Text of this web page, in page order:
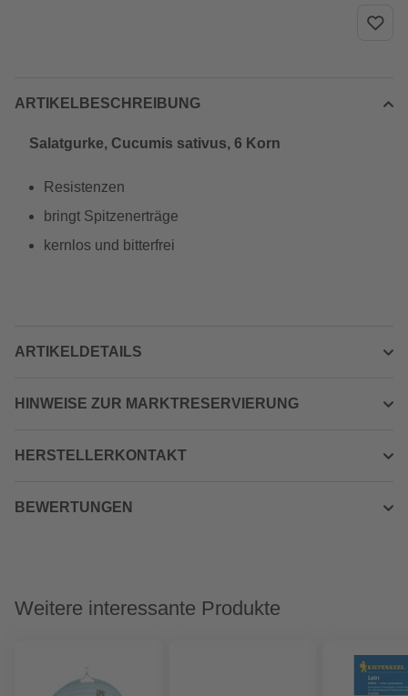
ARTIKELBESCHREIBUNG
Salatgurke, Cucumis sativus, 6 Korn
Resistenzen
bringt Spitzenerträge
kernlos und bitterfrei
ARTIKELDETAILS
HINWEISE ZUR MARKTRESERVIERUNG
HERSTELLERKONTAKT
BEWERTUNGEN
Weitere interessante Produkte